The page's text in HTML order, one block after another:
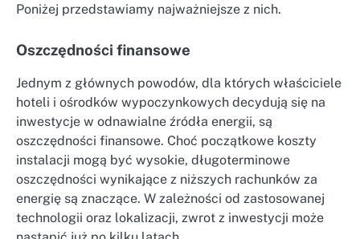
Poniżej przedstawiamy najważniejsze z nich.
Oszczędności finansowe
Jednym z głównych powodów, dla których właściciele
hoteli i ośrodków wypoczynkowych decydują się na
inwestycje w odnawialne źródła energii, są
oszczędności finansowe. Choć początkowe koszty
instalacji mogą być wysokie, długoterminowe
oszczędności wynikające z niższych rachunków za
energię są znaczące. W zależności od zastosowanej
technologii oraz lokalizacji, zwrot z inwestycji może